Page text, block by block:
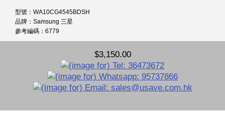
型號：WA10CG4545BDSH
品牌：Samsung 三星
參考編碼：6779
$3,150.00